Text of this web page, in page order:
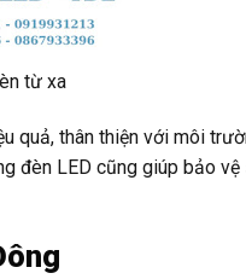
từ xa
quả, thân thiện với môi
đèn LED cũng giúp bảo